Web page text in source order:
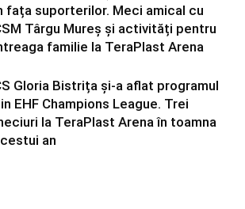
fața suporterilor. Meci amical cu
Târgu Mureș și activități pentru
familie la TeraPlast Arena
Gloria Bistrița și-a aflat programul
EHF Champions League. Trei
la TeraPlast Arena în toamna
an